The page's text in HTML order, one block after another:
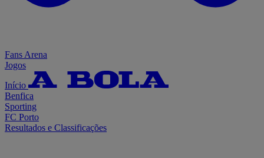
Fans Arena
Jogos
Início
Benfica
Sporting
FC Porto
Resultados e Classificações